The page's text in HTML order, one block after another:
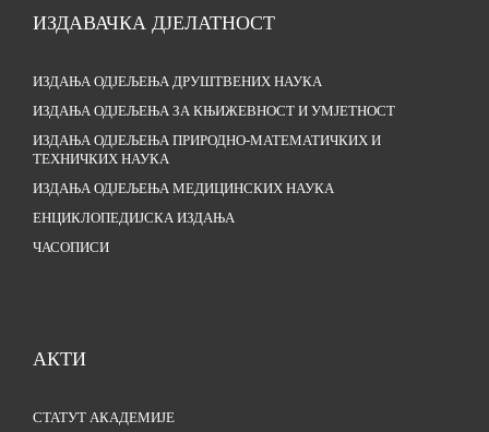
ИЗДАВАЧКА ДЈЕЛАТНОСТ
ИЗДАЊА ОДЈЕЉЕЊА ДРУШТВЕНИХ НАУКА
ИЗДАЊА ОДЈЕЉЕЊА ЗА КЊИЖЕВНОСТ И УМЈЕТНОСТ
ИЗДАЊА ОДЈЕЉЕЊА ПРИРОДНО-МАТЕМАТИЧКИХ И
ТЕХНИЧКИХ НАУКА
ИЗДАЊА ОДЈЕЉЕЊА МЕДИЦИНСКИХ НАУКА
ЕНЦИКЛОПЕДИЈСКА ИЗДАЊА
ЧАСОПИСИ
АКТИ
СТАТУТ АКАДЕМИЈЕ